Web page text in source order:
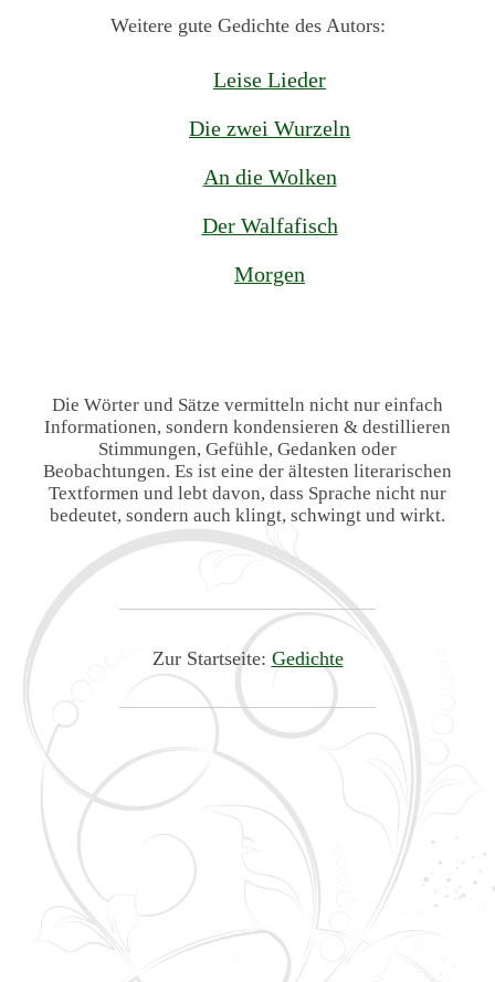
Weitere gute Gedichte des Autors:
Leise Lieder
Die zwei Wurzeln
An die Wolken
Der Walfafisch
Morgen
Die Wörter und Sätze vermitteln nicht nur einfach
Informationen, sondern kondensieren & destillieren
Stimmungen, Gefühle, Gedanken oder
Beobachtungen. Es ist eine der ältesten literarischen
Textformen und lebt davon, dass Sprache nicht nur
bedeutet, sondern auch klingt, schwingt und wirkt.
Zur Startseite: Gedichte